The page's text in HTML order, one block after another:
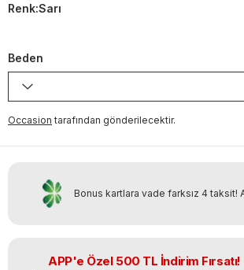
Renk:Sarı
Beden
Occasion tarafından gönderilecektir.
Bonus kartlara vade farksız 4 taksit!
APP'e Özel 500 TL İndirim Fırsatı!